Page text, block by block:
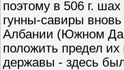
поэтому в 506 г.
гунны-савиры
Албании (Южном
положить предел их
державы - здесь